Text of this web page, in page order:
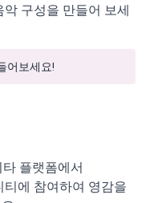
구성을 만들어 보세
어보세요!
플랫폼에서
에 참여하여 영감을